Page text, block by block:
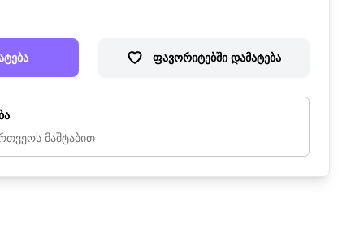
ფავორიტებში დამატება
მაშტაბით